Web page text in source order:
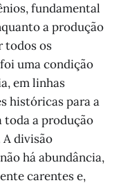
fundamental
a produção
todos os
uma condição
em linhas
históricas para a
toda a produção
divisão
há abundância,
carentes e,